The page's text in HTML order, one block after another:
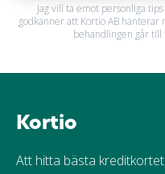
Jag vill ta emot personliga
godkänner att Kortio AB
behandlingen går till
Kortio
Att hitta bästa